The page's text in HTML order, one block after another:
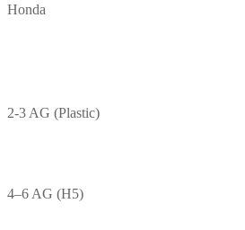
Honda
2-3 AG (Plastic)
4–6 AG (H5)